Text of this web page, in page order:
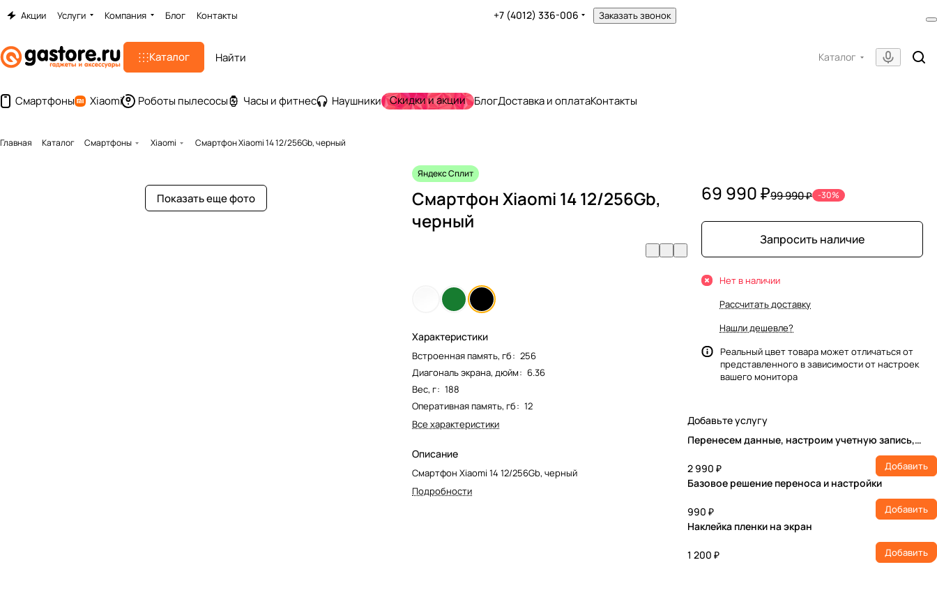
Акции Услуги Компания Блог Контакты +7 (4012) 336-006 Заказать звонок
Каталог Каталог
Смартфоны Xiaomi Роботы пылесосы Часы и фитнес Наушники Скидки и акции БлогДоставка и оплатаКонтакты
Главная Каталог Смартфоны Xiaomi Смартфон Xiaomi 14 12/256Gb, черный
Показать еще фото
Яндекс Сплит
Смартфон Xiaomi 14 12/256Gb,
черный
Характеристики
Встроенная память, гб: 256
Диагональ экрана, дюйм: 6.36
Вес, г: 188
Оперативная память, гб: 12
Все характеристики
Описание
Смартфон Xiaomi 14 12/256Gb, черный
Подробности
69 990 ₽99 990 ₽ -30%
Запросить наличие
Нет в наличии
Рассчитать доставку
Нашли дешевле?
Реальный цвет товара может отличаться от
представленного в зависимости от настроек
вашего монитора
Добавьте услугу
Перенесем данные, настроим учетную запись,
2 990 ₽
Добавить
Базовое решение переноса и настройки
990 ₽ Добавить
Наклейка пленки на экран
1 200 ₽ Добавить